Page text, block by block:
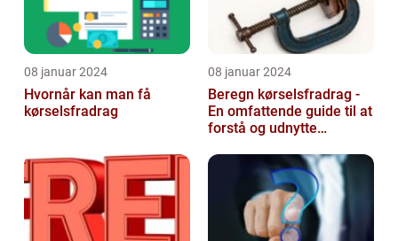
08 januar 2024
Hvornår kan man få
kørselsfradrag
08 januar 2024
Beregn kørselsfradrag -
En omfattende guide til at
forstå og udnytte
kørselsfradrag